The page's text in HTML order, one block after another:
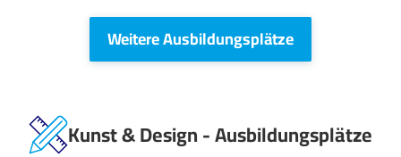
Weitere Ausbildungsplätze
Kunst & Design - Ausbildungsplätze